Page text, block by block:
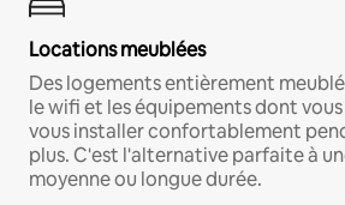
Locations meublées
Des logements entièrement
le wifi et les équipements dont
vous installer confortablement
plus. C'est l'alternative parfaite à
moyenne ou longue durée.